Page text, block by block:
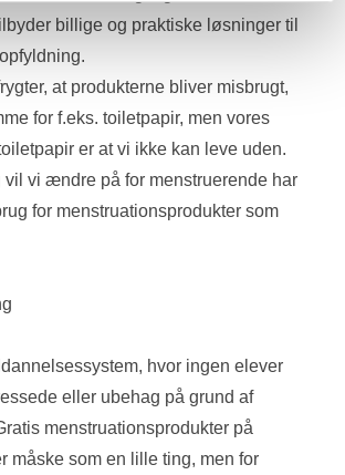
billige og praktiske løsninger til
at produkterne bliver misbrugt,
for f.eks. toiletpapir, men vores
er at vi ikke kan leve uden.
vil vi ændre på for menstruerende har
for menstruationsprodukter som
hvor ingen elever
eller ubehag på grund af
menstruationsprodukter på
måske som en lille ting, men for